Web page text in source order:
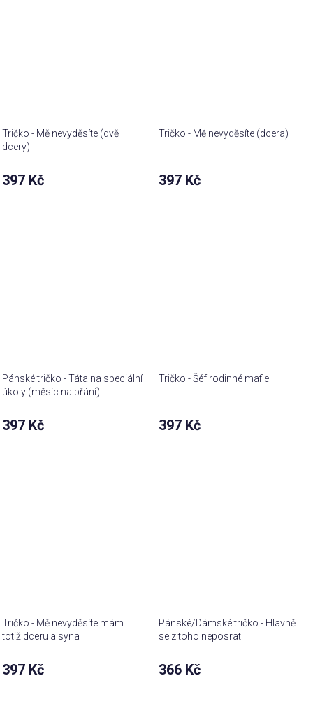
Tričko - Mě nevyděsíte (dvě
dcery)
397 Kč
Tričko - Mě nevyděsíte (dcera)
397 Kč
Pánské tričko - Táta na speciální
úkoly (měsíc na přání)
397 Kč
Tričko - Šéf rodinné mafie
397 Kč
Tričko - Mě nevyděsíte mám
totiž dceru a syna
397 Kč
Pánské/Dámské tričko - Hlavně
se z toho neposrat
366 Kč